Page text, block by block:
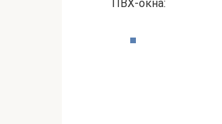
ПВХ-окна: